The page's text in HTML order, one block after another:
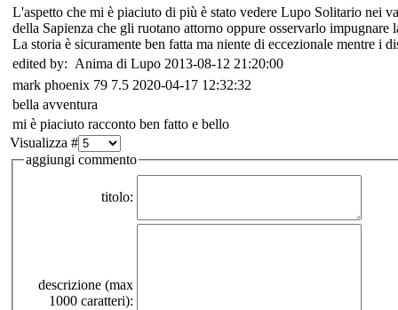
L'aspetto che mi è piaciuto di più è stato vedere Lupo Solitario nei
della Sapienza che gli ruotano attorno oppure osservarlo
La storia è sicuramente ben fatta ma niente di eccezionale mentre i
edited by: Anima di Lupo 2013-08-12 21:20:00
mark phoenix 79 7.5 2020-04-17 12:32:32
bella avventura
mi è piaciuto racconto ben fatto e bello
Visualizza #
aggiungi commento
titolo:
descrizione (max
1000 caratteri):